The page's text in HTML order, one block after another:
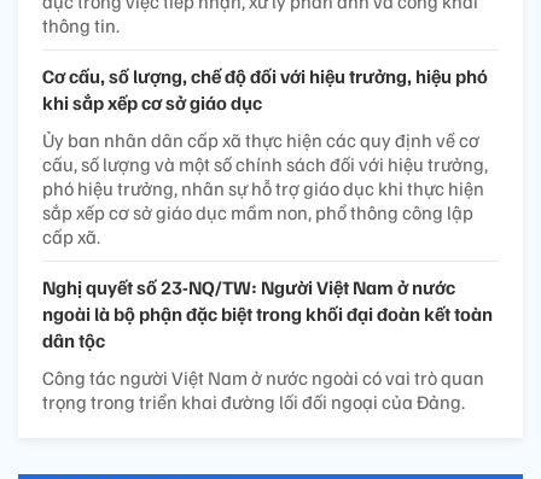
thông tin.
Cơ cấu, số lượng, chế độ đối với hiệu trưởng, hiệu phó
khi sắp xếp cơ sở giáo dục
Ủy ban nhân dân cấp xã thực hiện các quy định về cơ
cấu, số lượng và một số chính sách đối với hiệu trưởng,
phó hiệu trưởng, nhân sự hỗ trợ giáo dục khi thực hiện
sắp xếp cơ sở giáo dục mầm non, phổ thông công lập
cấp xã.
Nghị quyết số 23-NQ/TW: Người Việt Nam ở nước
ngoài là bộ phận đặc biệt trong khối đại đoàn kết toàn
dân tộc
Công tác người Việt Nam ở nước ngoài có vai trò quan
trọng trong triển khai đường lối đối ngoại của Đảng.